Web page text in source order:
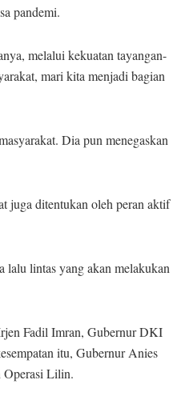
pandemi.
melalui kekuatan tayangan-
mari kita menjadi bagian
Dia pun menegaskan
juga ditentukan oleh peran aktif
lalu lintas yang akan melakukan
Fadil Imran, Gubernur DKI
itu, Gubernur Anies
Operasi Lilin.